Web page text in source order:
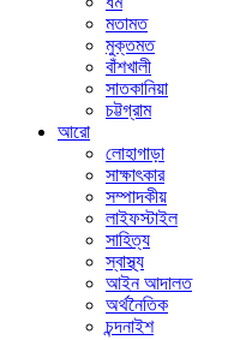
মতামত
মুক্তমত
বাঁশখালী
সাতকানিয়া
চট্টগ্রাম
আরো
লোহাগাড়া
সাক্ষাৎকার
সম্পাদকীয়
লাইফস্টাইল
সাহিত্য
স্বাস্থ্য
আইন আদালত
অর্থনৈতিক
চন্দনাইশ